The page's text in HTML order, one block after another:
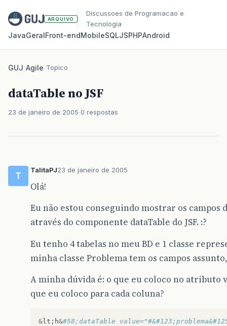
ARQUIVO
Discussoes de Programacao e
Tecnologia
JavaGeralFront‑endMobileSQLJSPHPAndroid
GUJ/Agile/Topico
dataTable no JSF
23 de janeiro de 2005 0 respostas
T
TalitaPJ23 de janeiro de 2005
Olá!
Eu não estou conseguindo mostrar os campos
através do componente dataTable do JSF. :?
Eu tenho 4 tabelas no meu BD e 1 classe
minha classe Problema tem os campos
A minha dúvida é: o que eu coloco no atributo
que eu coloco para cada coluna?
& lt ; h&#58;dataTable